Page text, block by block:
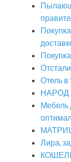
Отель
НАРОД
Мебель
Лира,